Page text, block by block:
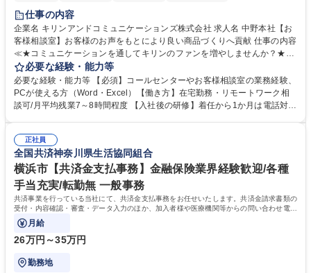
仕事の内容
企業名 キリンアンドコミュニケーションズ株式会社 求人名 中野本社【お
客様相談室】お客様のお声をもとにより良い商品づくりへ貢献 仕事の内容
≪★コミュニケーションを通してキリンのファンを増やしませんか？★≫
お客様のお声をより良い商品づくりに活かしていく上で、窓口となるお客
様相談室でのお仕事です。 日々お客様からいただくキリングループへのご
意見を、企業活動に活かしています。お客様からの声に迅速かつ誠意をも
って対応、情報提供するとともにグループ内活動に反映しています。 【具
平均100件前後■メール・手紙：同上40件前後 募集職種 中野本社【お客様
相談室】お客様のお声をもとにより良い商品づくりへ貢献
必要な経験・能力等
必要な経験・能力等 【必須】コールセンターやお客様相談室の業務経験、
PCが使える方（Word・Excel）【働き方】在宅勤務・リモートワーク相
談可/月平均残業7～8時間程度 【入社後の研修】着任から1か月は電話対応
すのでご安心ください。 【当社について】キリングループの広報機能を担
う会社として、お客様との出会いを大切にし、磨き上げたホスピタリティ
を込めてコミュニケーションをとりながら広報関連業務を行っておりま
す。 学歴・資格 学歴：大学院 大学 高専 短大 専修学校 高校 語学力： 資
格：
正社員
全国共済神奈川県生活協同組合
横浜市【共済金支払事務】金融保険業界経験歓迎/各種
手当充実/転勤無 一般事務
共済事業を行っている当社にて、共済金支払事務をお任せいたします。共済金請求書類の
受付・内容確認・審査・データ入力のほか、加入者様や医療機関等からの問い合わせ電話
対応や書類発送等を担当します。
月給
26万円～35万円
勤務地